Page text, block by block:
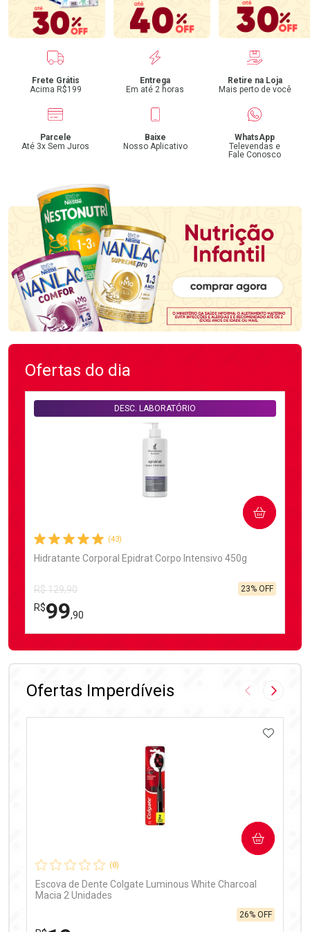
Benefícios
Frete Grátis
Acima R$199
Entrega
Em até 2 horas
Retire na Loja
Mais perto de você
Parcele
Até 3x Sem Juros
Baixe
Nosso Aplicativo
WhatsApp
Televendas e
Fale Conosco
Ofertas do dia
(43)
Hidratante Corporal Epidrat Corpo Intensivo 450g
DESC. LABORATÓRIO
R$ 129,90
R$99,90
23% OFF
COMPRAR
FECHAR
FECHAR
Ofertas Imperdíveis Imagem
(0)
Escova de Dente Colgate Luminous White Charcoal
Macia 2 Unidades
26% OFF
COMPRAR